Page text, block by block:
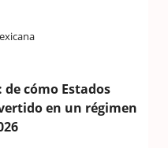
cómo Estados
en un régimen